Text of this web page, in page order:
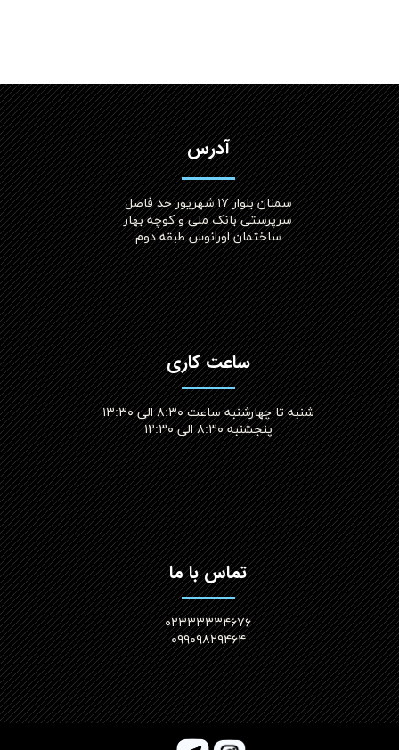
آدرس
سمنان بلوار ۱۷ شهریور حد فاصل
سرپرستی بانک ملی و کوچه بهار
ساختمان اورانوس طبقه دوم
ساعت کاری
شنبه تا چهارشنبه ساعت ۸:۳۰ الی ۱۳:۳۰
پنجشنبه ۸:۳۰ الی ۱۲:۳۰​​​​​​​
تماس با ما
۰۲۳۳۳۳۳۴۶۷۶
۰۹۹۰۹۸۲۹۴۶۴